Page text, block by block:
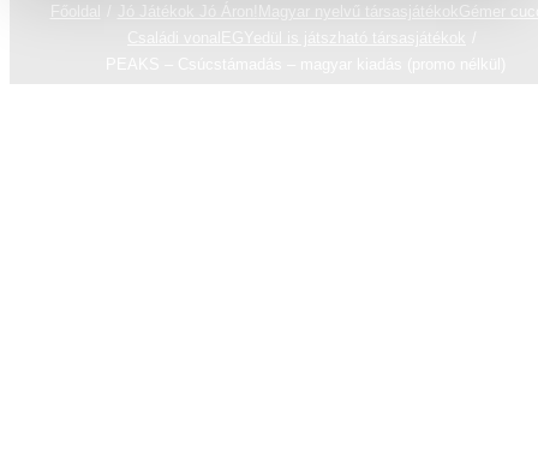
Főoldal Jó Játékok Jó Áron! Magyar nyelvű társasjátékok
Gémer